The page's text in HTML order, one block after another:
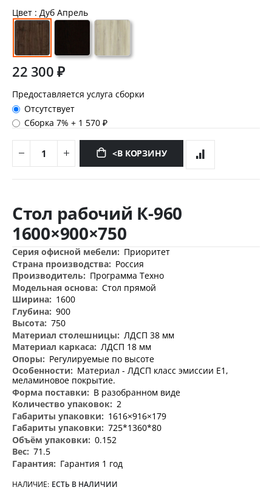
Цвет : Дуб Апрель
22 300 ₽
Предоставляется услуга сборки
Отсутствует
Сборка 7%+ 1 570 ₽
<В КОРЗИНУ
началу
изображений
Стол рабочий К-960
1600×900×750
Дополнительная
информация
Приоритет
Россия
Программа Техно
Стол прямой
1600
900
750
ЛДСП 38 мм
ЛДСП 18 мм
Регулируемые по высоте
Материал - ЛДСП класс эмиссии Е1,
меламиновое покрытие.
В разобранном виде
2
1616×916×179
725*1360*80
0.152
71.5
Гарантия 1 год
НАЛИЧИЕ: ЕСТЬ В НАЛИЧИИ